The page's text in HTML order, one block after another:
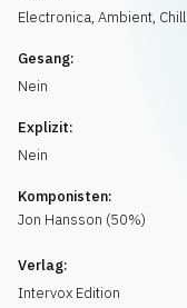
Electronica, Ambient, Chill
Gesang:
Nein
Explizit:
Nein
Komponisten:
Jon Hansson (50%)
Verlag:
Intervox Edition